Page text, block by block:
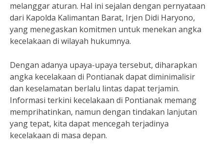
melanggar aturan. Hal ini sejalan dengan pernyataan
dari Kapolda Kalimantan Barat, Irjen Didi Haryono,
yang menegaskan komitmen untuk menekan angka
kecelakaan di wilayah hukumnya.
Dengan adanya upaya-upaya tersebut, diharapkan
angka kecelakaan di Pontianak dapat diminimalisir
dan keselamatan berlalu lintas dapat terjamin.
Informasi terkini kecelakaan di Pontianak memang
memprihatinkan, namun dengan tindakan lanjutan
yang tepat, kita dapat mencegah terjadinya
kecelakaan di masa depan.